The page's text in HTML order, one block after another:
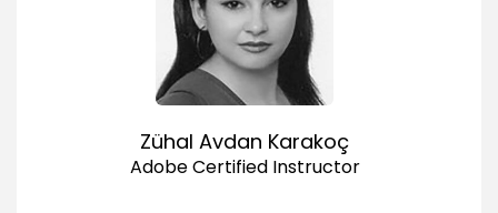
İç içe if fonksiyonu
Ifs fonksiyonu
If, and, or kullanımı
Zühal Avdan Karakoç
Adobe Certified Instructor